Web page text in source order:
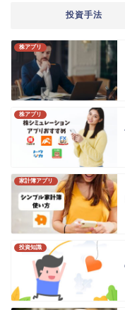
投資手法
株アプリ
株アプリ
家計簿アプリ
投資知識